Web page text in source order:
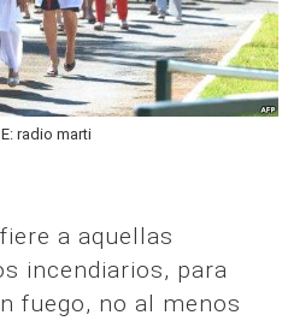
radio marti
a aquellas
incendiarios, para
fuego, no al menos